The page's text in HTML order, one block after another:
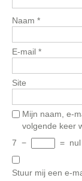
Naam *
E-mail *
Site
Mijn naam, e-
volgende keer
7 − = nul
Stuur mij een e-